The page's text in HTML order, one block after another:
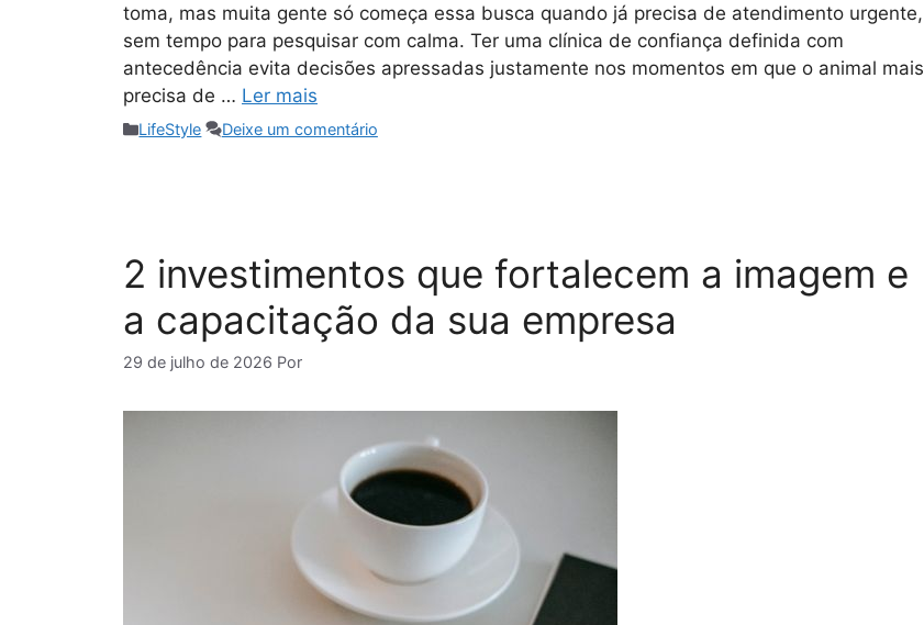
toma, mas muita gente só começa essa busca quando já precisa de atendimento urgente,
sem tempo para pesquisar com calma. Ter uma clínica de confiança definida com
antecedência evita decisões apressadas justamente nos momentos em que o animal mais
precisa de … Ler mais
Categorias
LifeStyle Deixe um comentário
2 investimentos que fortalecem a imagem e
a capacitação da sua empresa
29 de julho de 2026 Por